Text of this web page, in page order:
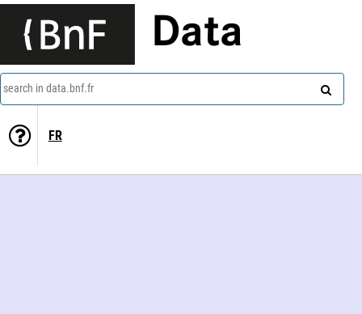
Data
search in data.bnf.fr
FR